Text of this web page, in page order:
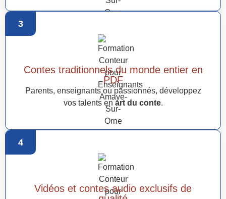
3
Contes traditionnels du monde entier en
PDF
Parents, enseignants ou passionnés, développez
vos talents en art du conte.
4
Vidéos et contes audio exclusifs de